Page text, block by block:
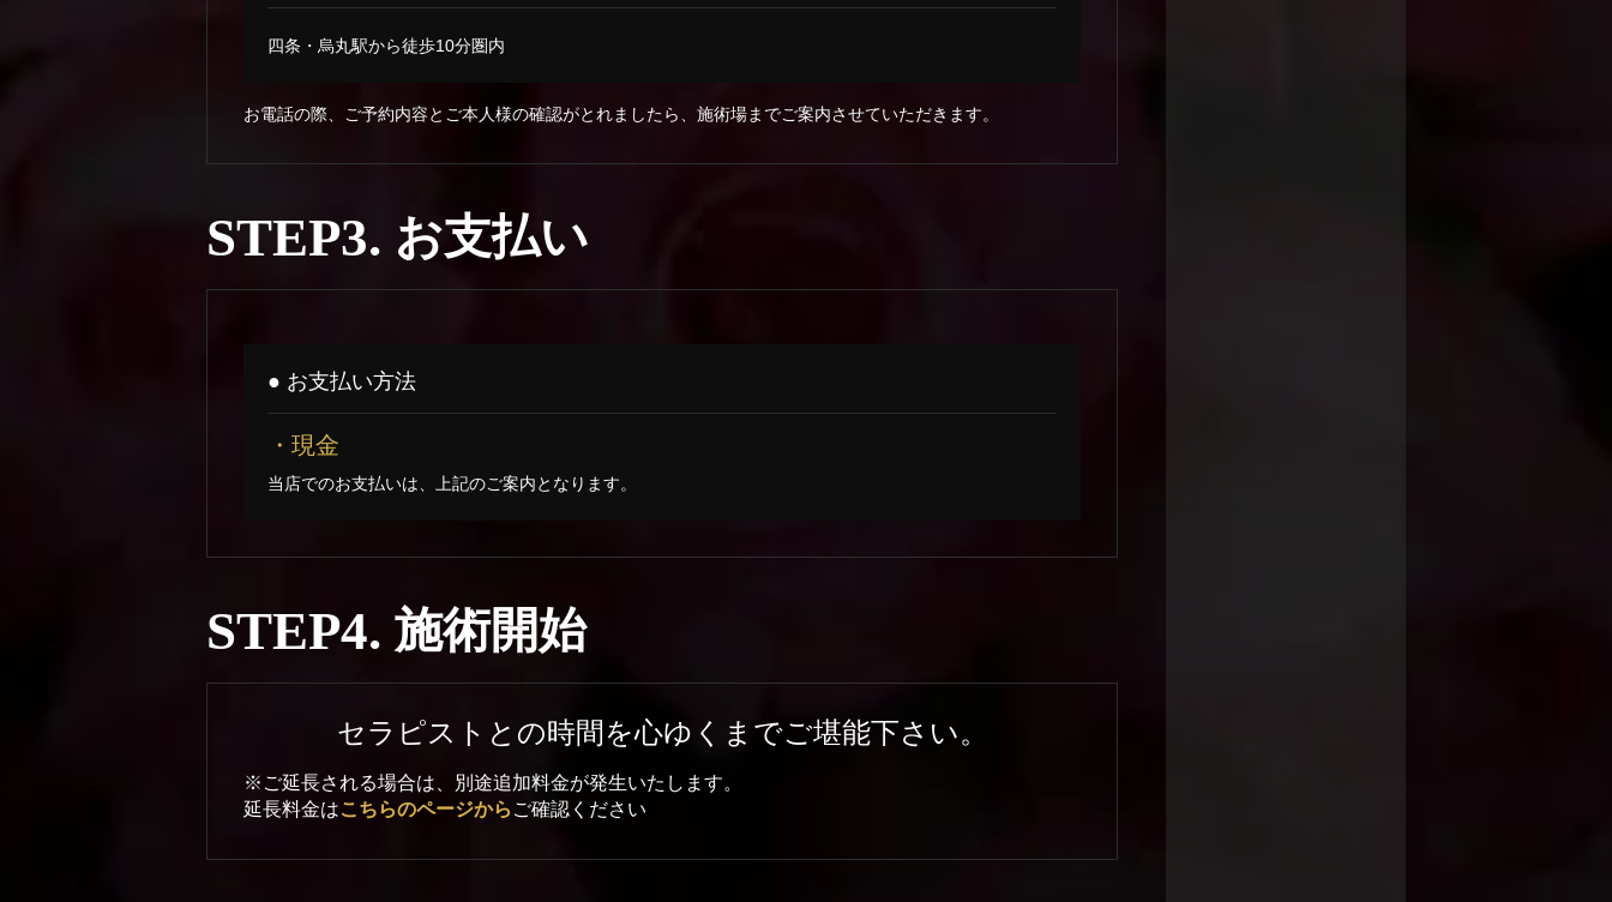
四条・烏丸駅から徒歩10分圏内
お電話の際、ご予約内容とご本人様の確認がとれましたら、施術場までご案内させていただきます。
STEP3. お支払い
● お支払い方法
・現金
当店でのお支払いは、上記のご案内となります。
STEP4. 施術開始
セラピストとの時間を心ゆくまでご堪能下さい。
※ご延長される場合は、別途追加料金が発生いたします。
延長料金はこちらのページから ご確認ください